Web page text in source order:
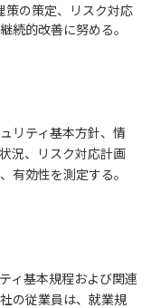
策の策定、リスク対応
続的改善に努める。
リティ基本方針、情
況、リスク対応計画
有効性を測定する。
ィ基本規程および関連
の従業員は、就業規